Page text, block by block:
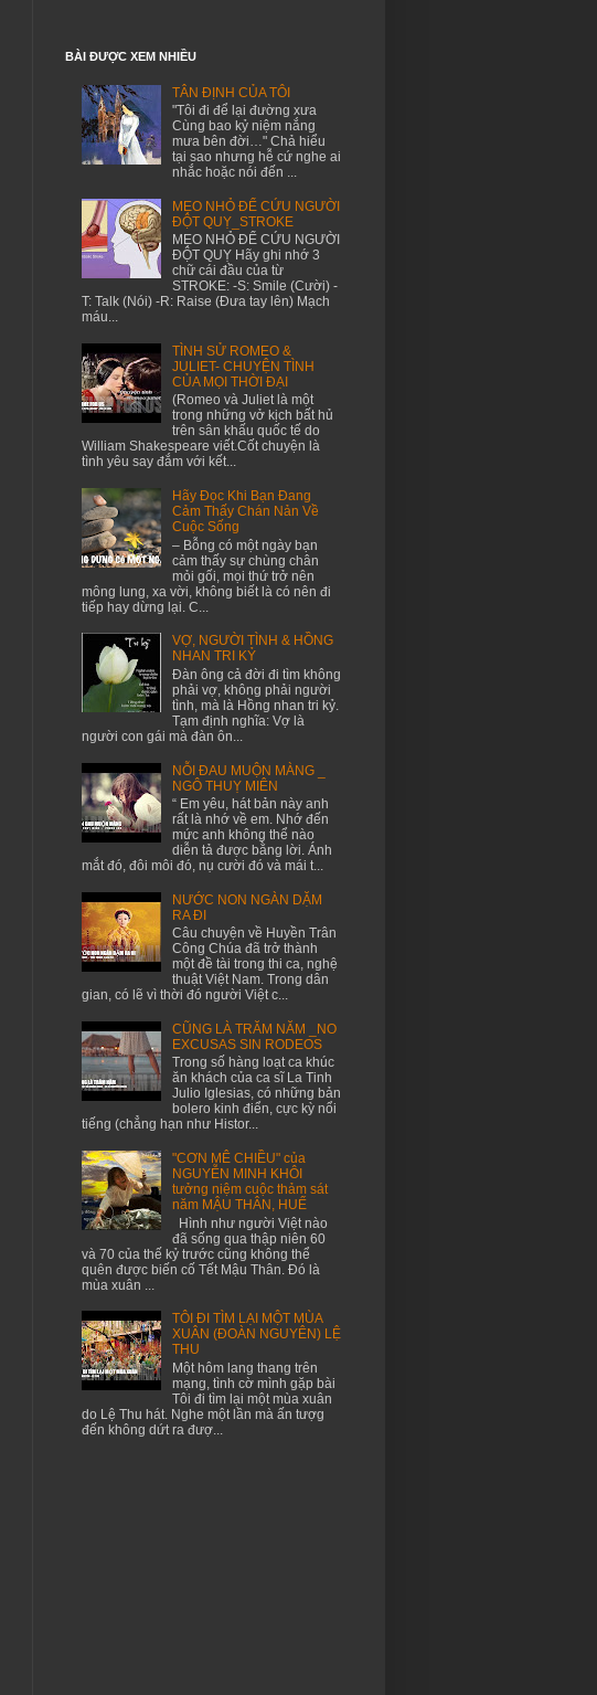
BÀI ĐƯỢC XEM NHIỀU
TÂN ĐỊNH CỦA TÔI
"Tôi đi để lại đường xưa
Cùng bao kỷ niệm nắng
mưa bên đời…" Chả hiểu
tại sao nhưng hễ cứ nghe ai
nhắc hoặc nói đến ...
MẸO NHỎ ĐỂ CỨU NGƯỜI
ĐỘT QUỴ_STROKE
MẸO NHỎ ĐỂ CỨU NGƯỜI
ĐỘT QUỴ Hãy ghi nhớ 3
chữ cái đầu của từ
STROKE: -S: Smile (Cười) -
T: Talk (Nói) -R: Raise (Đưa tay lên) Mạch
máu...
TÌNH SỬ ROMEO &
JULIET- CHUYỆN TÌNH
CỦA MỌI THỜI ĐẠI
(Romeo và Juliet là một
trong những vở kịch bất hủ
trên sân khấu quốc tế do
William Shakespeare viết.Cốt chuyện là
tình yêu say đắm với kết...
Hãy Đọc Khi Bạn Đang
Cảm Thấy Chán Nản Về
Cuộc Sống
– Bỗng có một ngày bạn
cảm thấy sự chùng chân
mỏi gối, mọi thứ trở nên
mông lung, xa vời, không biết là có nên đi
tiếp hay dừng lại. C...
VỢ, NGƯỜI TÌNH & HỒNG
NHAN TRI KỶ
Đàn ông cả đời đi tìm không
phải vợ, không phải người
tình, mà là Hồng nhan tri kỷ.
Tạm định nghĩa: Vợ là
người con gái mà đàn ôn...
NỖI ĐAU MUỘN MÀNG _
NGÔ THUỴ MIÊN
“ Em yêu, hát bản này anh
rất là nhớ về em. Nhớ đến
mức anh không thể nào
diễn tả được bằng lời. Ánh
mắt đó, đôi môi đó, nụ cười đó và mái t...
NƯỚC NON NGÀN DẶM
RA ĐI
Câu chuyện về Huyền Trân
Công Chúa đã trở thành
một đề tài trong thi ca, nghệ
thuật Việt Nam. Trong dân
gian, có lẽ vì thời đó người Việt c...
CŨNG LÀ TRĂM NĂM _NO
EXCUSAS SIN RODEOS
Trong số hàng loạt ca khúc
ăn khách của ca sĩ La Tinh
Julio Iglesias, có những bản
bolero kinh điển, cực kỳ nổi
tiếng (chẳng hạn như Histor...
"CƠN MÊ CHIỀU" của
NGUYỄN MINH KHÔI
tưởng niệm cuộc thảm sát
năm MẬU THÂN, HUẾ
Hình như người Việt nào
đã sống qua thập niên 60
và 70 của thế kỷ trước cũng không thể
quên được biến cố Tết Mậu Thân. Đó là
mùa xuân ...
TÔI ĐI TÌM LẠI MỘT MÙA
XUÂN (ĐOÀN NGUYÊN) LỆ
THU
Một hôm lang thang trên
mạng, tình cờ mình gặp bài
Tôi đi tìm lại một mùa xuân
do Lệ Thu hát. Nghe một lần mà ấn tượg
đến không dứt ra đượ...